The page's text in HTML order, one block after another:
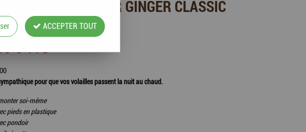
- POULAILLER GINGER CLASSIC
premier à donner votre avis !
€TTC
pour que vos volailles passent la nuit au chaud.
soi-même
pieds en plastique
pondoir
ACCEPTER TOUT